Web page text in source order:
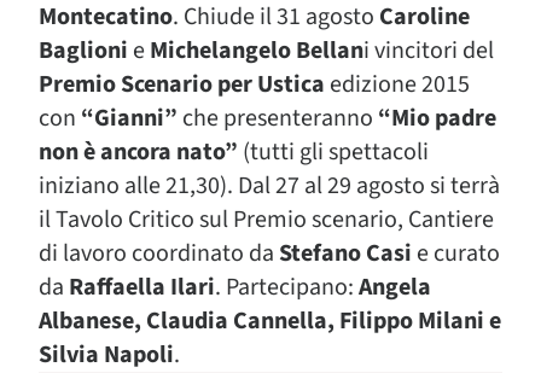
Montecatino. Chiude il 31 agosto Caroline
Baglioni eMichelangelo Bellani vincitori del
Premio Scenario per Ustica edizione 2015
con “Gianni” che presenteranno “Mio padre
non è ancora nato” (tutti gli spettacoli
iniziano alle 21,30). Dal 27 al 29 agosto si terrà
il Tavolo Critico sul Premio scenario, Cantiere
di lavoro coordinato da Stefano Casi e curato
da Raffaella Ilari. Partecipano:Angela
Albanese, Claudia Cannella, Filippo Milani e
Silvia Napoli.